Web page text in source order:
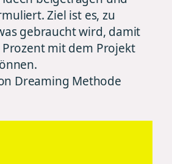
Ziel ist es, zu
gebraucht wird, damit
Prozent mit dem Projekt
Dreaming Methode